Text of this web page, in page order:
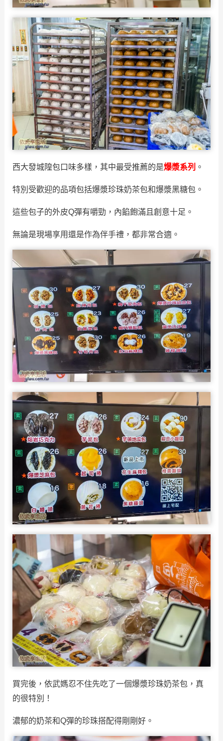
西大發城隍包口味多樣，其中最受推薦的是爆漿系列 。
特別受歡迎的品項包括爆漿珍珠奶茶包和爆漿黑糖包。
這些包子的外皮Q彈有嚼勁，內餡飽滿且創意十足。
無論是現場享用還是作為伴手禮，都非常合適。
買完後，依武媽忍不住先吃了一個爆漿珍珠奶茶包，真
的很特別！
濃郁的奶茶和Q彈的珍珠搭配得剛剛好。